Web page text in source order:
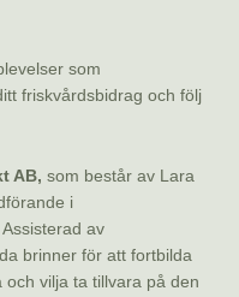
som
friskvårdsbidrag och följ
AB, som består av Lara
i
av
brinner för att fortbilda
vilja ta tillvara på den